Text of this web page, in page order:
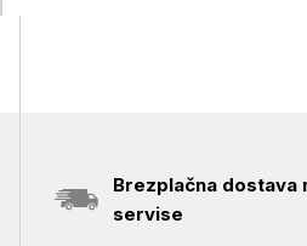
Brezplačna dostava
servise